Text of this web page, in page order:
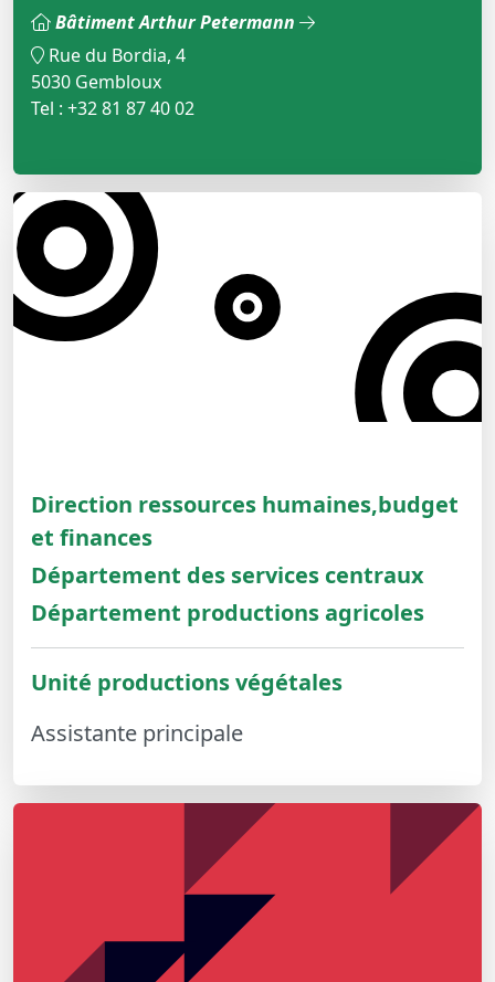
Bâtiment Arthur Petermann
Rue du Bordia, 4
5030 Gembloux
Tel : +32 81 87 40 02
Direction ressources humaines,budget
et finances
Département des services centraux
Département productions agricoles
Unité productions végétales
Assistante principale